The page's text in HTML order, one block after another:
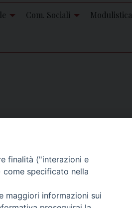
Com. Sociali Modulistica
finalità ("interazioni e
specificato nella
maggiori informazioni sui